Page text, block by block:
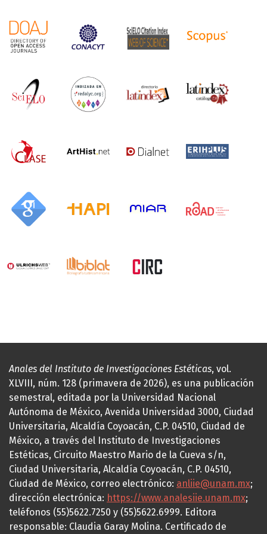
Anales del Instituto de Investigaciones Estéticas, vol.
XLVIII, núm. 128 (primavera de 2026), es una publicación
semestral, editada por la Universidad Nacional
Autónoma de México, Avenida Universidad 3000, Ciudad
Universitaria, Alcaldía Coyoacán, C.P. 04510, Ciudad de
México, a través del Instituto de Investigaciones
Estéticas, Circuito Maestro Mario de la Cueva s/n,
Ciudad Universitaria, Alcaldía Coyoacán, C.P. 04510,
Ciudad de México, correo electrónico: anliie@unam.mx;
dirección electrónica: https://www.analesiie.unam.mx;
teléfonos (55)5622.7250 y (55)5622.6999. Editora
responsable: Claudia Garay Molina. Certificado de